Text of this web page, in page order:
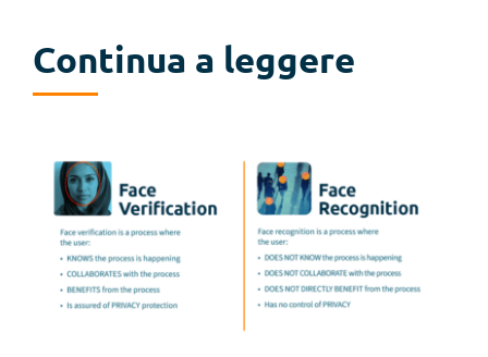
Continua a leggere